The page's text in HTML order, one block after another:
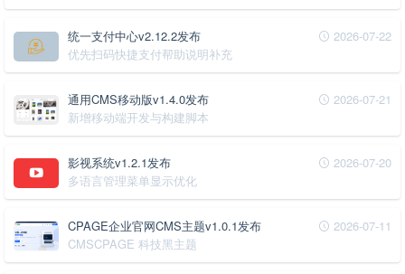
2026-07-22
统一支付中心v2.12.2发布
优先扫码快捷支付帮助说明补充
2026-07-21
通用CMS移动版v1.4.0发布
新增移动端开发与构建脚本
2026-07-20
影视系统v1.2.1发布
多语言管理菜单显示优化
2026-07-11
CPAGE企业官网CMS主题v1.0.1发布
CMSCPAGE 科技黑主题